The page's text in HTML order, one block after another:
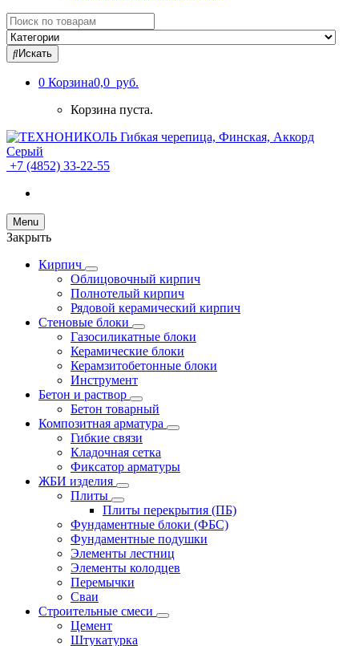
Search
for:
Искать
0 Корзина0,0 руб.
Корзина пуста.
+7 (4852) 33-22-55
Menu
Закрыть
Кирпич
Облицовочный кирпич
Полнотелый кирпич
Рядовой керамический кирпич
Стеновые блоки
Газосиликатные блоки
Керамические блоки
Керамзитобетонные блоки
Инструмент
Бетон и раствор
Бетон товарный
Композитная арматура
Гибкие связи
Кладочная сетка
Фиксатор арматуры
ЖБИ изделия
Плиты
Плиты перекрытия (ПБ)
Фундаментные блоки (ФБС)
Фундаментные подушки
Элементы лестниц
Элементы колодцев
Перемычки
Сваи
Строительные смеси
Цемент
Штукатурка